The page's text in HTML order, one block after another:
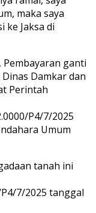
maka saya
ke Jaksa di
ganti
Damkar dan
Perintah
P4/7/2025
Umum
tanah ini
P4/7/2025 tanggal